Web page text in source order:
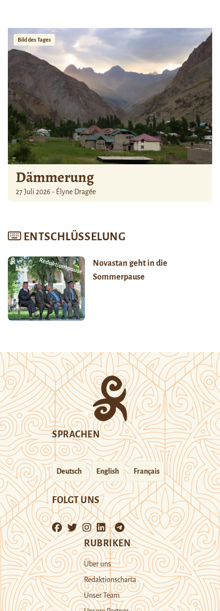
Bild des Tages
Dämmerung
27 Juli 2026 - Élyne Dragée
ENTSCHLÜSSELUNG
Novastan geht in die
Sommerpause
SPRACHEN
Deutsch English Français
FOLGT UNS
RUBRIKEN
Über uns
Redaktionscharta
Unser Team